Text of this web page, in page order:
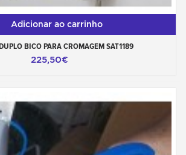
Adicionar ao carrinho
BICO PARA CROMAGEM SAT1189
225,50€